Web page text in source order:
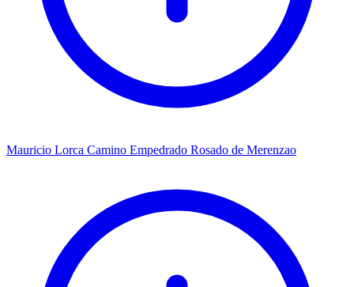
Mauricio Lorca Camino Empedrado Rosado de Merenzao